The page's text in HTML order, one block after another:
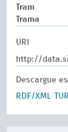
Tram
Trama
URI
http://
Descargue
RDF/XML